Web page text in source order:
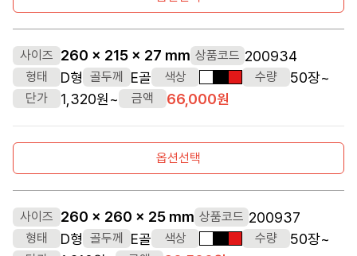
사이즈 260 x 215 x 27 mm 상품코드 200934
형태 D형 골두께 E골 색상 흰색검정색빨간색수량 50장~
단가 1,320원~ 금액 66,000원
옵션선택
사이즈 260 x 260 x 25 mm 상품코드 200937
형태 D형 골두께 E골 색상 흰색검정색빨간색수량 50장~